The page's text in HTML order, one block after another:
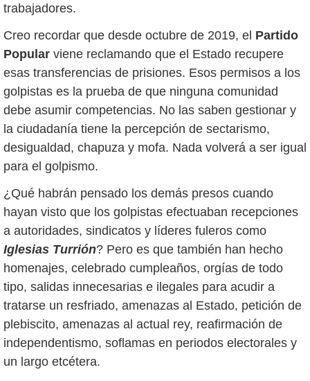
trabajadores.
Creo recordar que desde octubre de 2019, el Partido
Popular viene reclamando que el Estado recupere
esas transferencias de prisiones. Esos permisos a los
golpistas es la prueba de que ninguna comunidad
debe asumir competencias. No las saben gestionar y
la ciudadanía tiene la percepción de sectarismo,
desigualdad, chapuza y mofa. Nada volverá a ser igual
para el golpismo.
¿Qué habrán pensado los demás presos cuando
hayan visto que los golpistas efectuaban recepciones
a autoridades, sindicatos y líderes fuleros como
Iglesias Turrión? Pero es que también han hecho
homenajes, celebrado cumpleaños, orgías de todo
tipo, salidas innecesarias e ilegales para acudir a
tratarse un resfriado, amenazas al Estado, petición de
plebiscito, amenazas al actual rey, reafirmación de
independentismo, soflamas en periodos electorales y
un largo etcétera.